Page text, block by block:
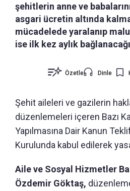
şehitlerin anne ve
asgari ücretin altında
mücadelede yaralanıp
ise ilk kez aylık
Özetle Dinle
Şehit aileleri ve gazilerin
düzenlemeleri içeren Bazı
Yapılmasına Dair Kanun
Kurulunda kabul edilerek
Aile ve Sosyal Hizmetler
Özdemir Göktaş,